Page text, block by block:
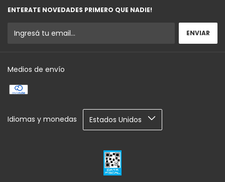
ENTERATE NOVEDADES PRIMERO QUE NADIE!
Medios de envío
Idiomas y monedas